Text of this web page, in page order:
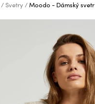
Svetry Moodo - Dámský